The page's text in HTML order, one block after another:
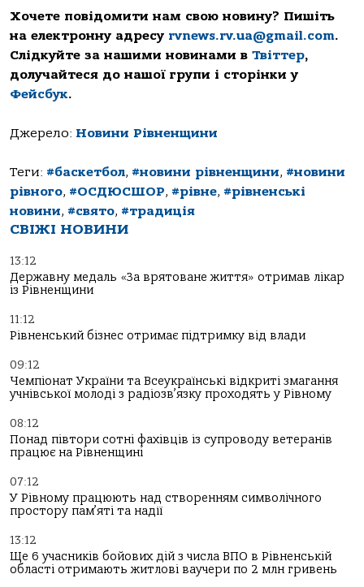
Хочете повідомити нам свою новину? Пишіть
на електронну адресу rvnews.rv.ua@gmail.com.
Слідкуйте за нашими новинами в Твіттер,
долучайтеся до нашої групи і сторінки у
Фейсбук.
Джерело: Новини Рівненщини
Теги: #баскетбол, #новини рівненщини, #новини
рівного, #ОСДЮСШОР, #рівне, #рівненські
новини, #свято, #традиція
СВІЖІ НОВИНИ
13:12
Державну медаль «За врятоване життя» отримав лікар
із Рівненщини
11:12
Рівненський бізнес отримає підтримку від влади
09:12
Чемпіонат України та Всеукраїнські відкриті змагання
учнівської молоді з радіозв’язку проходять у Рівному
08:12
Понад півтори сотні фахівців із супроводу ветеранів
працює на Рівненщині
07:12
У Рівному працюють над створенням символічного
простору пам’яті та надії
13:12
Ще 6 учасників бойових дій з числа ВПО в Рівненській
області отримають житлові ваучери по 2 млн гривень